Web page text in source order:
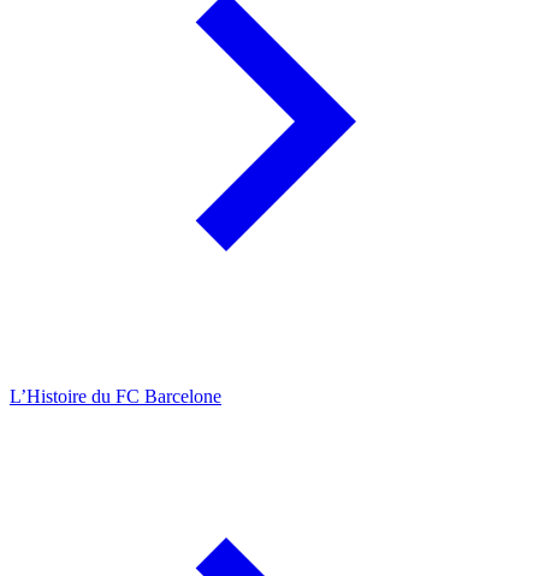
L’Histoire du FC Barcelone